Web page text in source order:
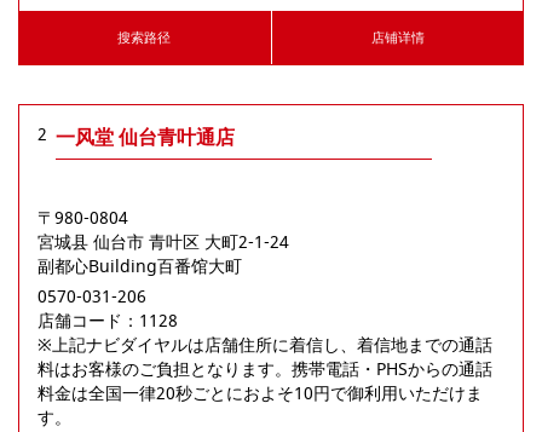
搜索路径 店铺详情
2 一风堂 仙台青叶通店
〒980-0804
宮城县仙台市青叶区 大町2-1-24
副都心Building百番馆大町
0570-031-206
店舗コード：1128
※上記ナビダイヤルは店舗住所に着信し、着信地までの通話
料はお客様のご負担となります。携帯電話・PHSからの通話
料金は全国一律20秒ごとにおよそ10円で御利用いただけま
す。